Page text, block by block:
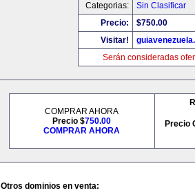
Categorias:
Sin Clasificar
Precio:
$750.00
Visitar!
Serán consideradas
COMPRAR AHORA
Precio $750.00
COMPRAR AHORA
Precio
Otros dominios en venta: